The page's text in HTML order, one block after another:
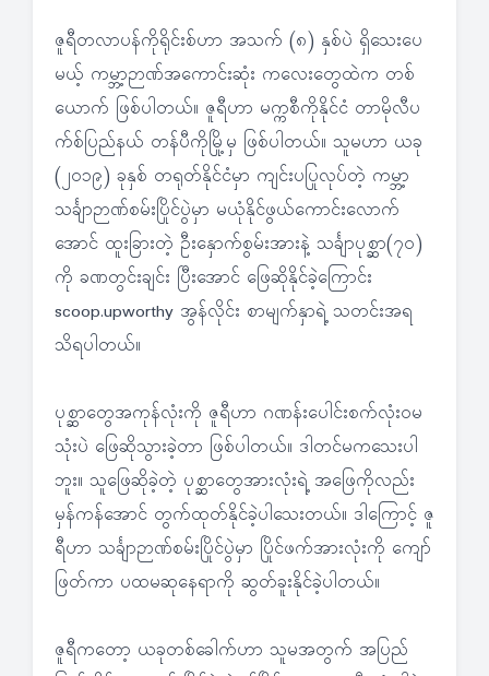
ဇူရီတလာပန်ကိုရိုင်းစ်ဟာ အသက် (၈) နှစ်ပဲ ရှိသေးပေ
မယ့် ကမ္ဘာ့ဉာဏ်အကောင်းဆုံး ကလေးတွေထဲက တစ်
ယောက် ဖြစ်ပါတယ်။ ဇူရီဟာ မက္ကစီကိုနိုင်ငံ တာမိုလီပ
က်စ်ပြည်နယ် တန်ပီကိုမြို့မှ ဖြစ်ပါတယ်။ သူမဟာ ယခု
(၂၀၁၉) ခုနှစ် တရုတ်နိုင်ငံမှာ ကျင်းပပြုလုပ်တဲ့ ကမ္ဘာ့
သင်္ချာဉာဏ်စမ်းပြိုင်ပွဲမှာ မယုံနိုင်ဖွယ်ကောင်းလောက်
အောင် ထူးခြားတဲ့ ဦးနှောက်စွမ်းအားနဲ့ သင်္ချာပုစ္ဆာ(၇၀)
ကို ခဏတွင်းချင်း ပြီးအောင် ဖြေဆိုနိုင်ခဲ့ကြောင်း
scoop.upworthy အွန်လိုင်း စာမျက်နှာရဲ့ သတင်းအရ
သိရပါတယ်။
ပုစ္ဆာတွေအကုန်လုံးကို ဇူရီဟာ ဂဏန်းပေါင်းစက်လုံးဝမ
သုံးပဲ ဖြေဆိုသွားခဲ့တာ ဖြစ်ပါတယ်။ ဒါတင်မကသေးပါ
ဘူး။ သူဖြေဆိုခဲ့တဲ့ ပုစ္ဆာတွေအားလုံးရဲ့ အဖြေကိုလည်း
မှန်ကန်အောင် တွက်ထုတ်နိုင်ခဲ့ပါသေးတယ်။ ဒါကြောင့် ဇူ
ရီဟာ သင်္ချာဉာဏ်စမ်းပြိုင်ပွဲမှာ ပြိုင်ဖက်အားလုံးကို ကျော်
ဖြတ်ကာ ပထမဆုနေရာကို ဆွတ်ခူးနိုင်ခဲ့ပါတယ်။
ဇူရီကတော့ ယခုတစ်ခေါက်ဟာ သူမအတွက် အပြည်